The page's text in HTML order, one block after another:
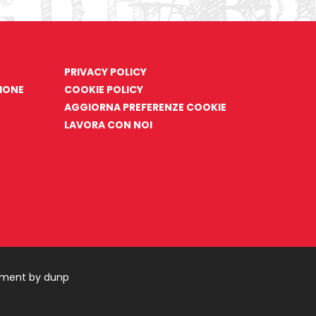
PRIVACY POLICY
COOKIE POLICY
AGGIORNA PREFERENZE COOKIE
LAVORA CON NOI
by dunp